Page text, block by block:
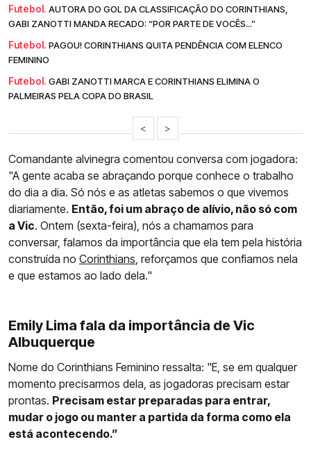
Futebol. AUTORA DO GOL DA CLASSIFICAÇÃO DO CORINTHIANS,
GABI ZANOTTI MANDA RECADO: “POR PARTE DE VOCÊS...”
Futebol. PAGOU! CORINTHIANS QUITA PENDÊNCIA COM ELENCO
FEMININO
Futebol. GABI ZANOTTI MARCA E CORINTHIANS ELIMINA O
PALMEIRAS PELA COPA DO BRASIL
< >
Comandante alvinegra comentou conversa com jogadora:
"A gente acaba se abraçando porque conhece o trabalho
do dia a dia. Só nós e as atletas sabemos o que vivemos
diariamente. Então, foi um abraço de alívio, não só com
a Vic. Ontem (sexta-feira), nós a chamamos para
conversar, falamos da importância que ela tem pela história
construída no Corinthians , reforçamos que confiamos nela
e que estamos ao lado dela."
Emily Lima fala da importância de Vic
Albuquerque
Nome do Corinthians Feminino ressalta: "E, se em qualquer
momento precisarmos dela, as jogadoras precisam estar
prontas. Precisam estar preparadas para entrar,
mudar o jogo ou manter a partida da forma como ela
está acontecendo.”